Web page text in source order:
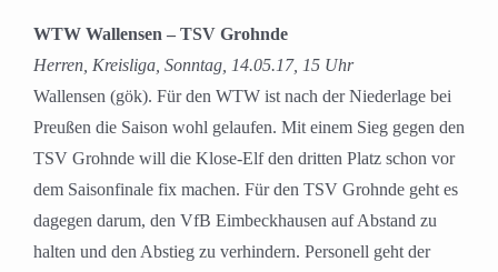
WTW Wallensen – TSV Grohnde
Herren, Kreisliga, Sonntag, 14.05.17, 15 Uhr
Wallensen (gök). Für den WTW ist nach der Niederlage bei
Preußen die Saison wohl gelaufen. Mit einem Sieg gegen den
TSV Grohnde will die Klose-Elf den dritten Platz schon vor
dem Saisonfinale fix machen. Für den TSV Grohnde geht es
dagegen darum, den VfB Eimbeckhausen auf Abstand zu
halten und den Abstieg zu verhindern. Personell geht der